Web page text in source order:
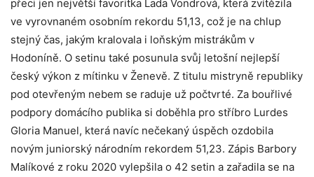
přeci jen největší favoritka Lada Vondrová, která zvítězila
ve vyrovnaném osobním rekordu 51,13, což je na chlup
stejný čas, jakým kralovala i loňským mistrákům v
Hodoníně. O setinu také posunula svůj letošní nejlepší
český výkon z mítinku v Ženevě. Z titulu mistryně republiky
pod otevřeným nebem se raduje už počtvrté. Za bouřlivé
podpory domácího publika si doběhla pro stříbro Lurdes
Gloria Manuel, která navíc nečekaný úspěch ozdobila
novým juniorský národním rekordem 51,23. Zápis Barbory
Malíkové z roku 2020 vylepšila o 42 setin a zařadila se na